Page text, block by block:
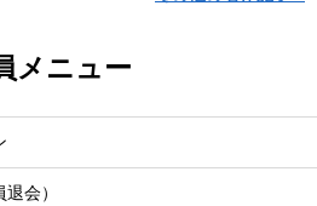
メニュー
会）